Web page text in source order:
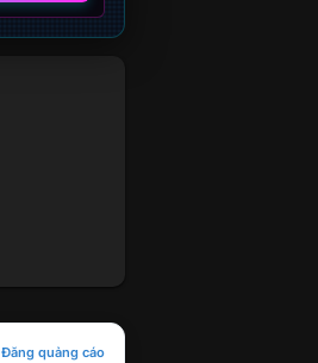
Đăng quảng cáo